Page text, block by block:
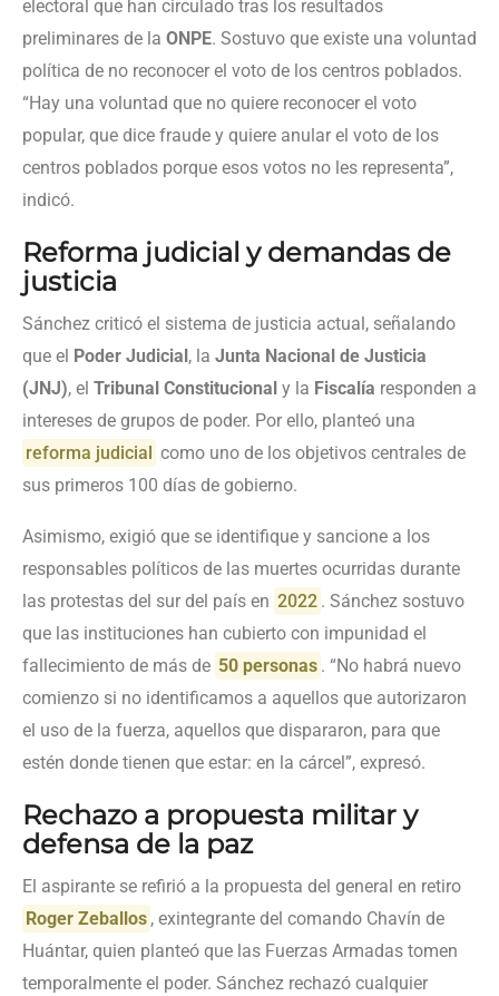
electoral que han circulado tras los resultados
preliminares de la ONPE. Sostuvo que existe una voluntad
política de no reconocer el voto de los centros poblados.
“Hay una voluntad que no quiere reconocer el voto
popular, que dice fraude y quiere anular el voto de los
centros poblados porque esos votos no les representa”,
indicó.
Reforma judicial y demandas de
justicia
Sánchez criticó el sistema de justicia actual, señalando
que el Poder Judicial, la Junta Nacional de Justicia
(JNJ), el Tribunal Constitucional y la Fiscalía responden a
intereses de grupos de poder. Por ello, planteó una
reforma judicial como uno de los objetivos centrales de
sus primeros 100 días de gobierno.
Asimismo, exigió que se identifique y sancione a los
responsables políticos de las muertes ocurridas durante
las protestas del sur del país en 2022 . Sánchez sostuvo
que las instituciones han cubierto con impunidad el
fallecimiento de más de 50 personas . “No habrá nuevo
comienzo si no identificamos a aquellos que autorizaron
el uso de la fuerza, aquellos que dispararon, para que
estén donde tienen que estar: en la cárcel”, expresó.
Rechazo a propuesta militar y
defensa de la paz
El aspirante se refirió a la propuesta del general en retiro
Roger Zeballos , exintegrante del comando Chavín de
Huántar, quien planteó que las Fuerzas Armadas tomen
temporalmente el poder. Sánchez rechazó cualquier